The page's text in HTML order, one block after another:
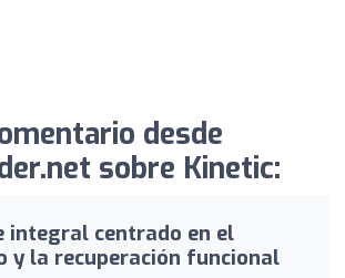
desde
sobre Kinetic:
integral centrado en el
y la recuperación funcional